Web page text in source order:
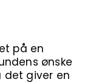
på en
ønske
det giver en